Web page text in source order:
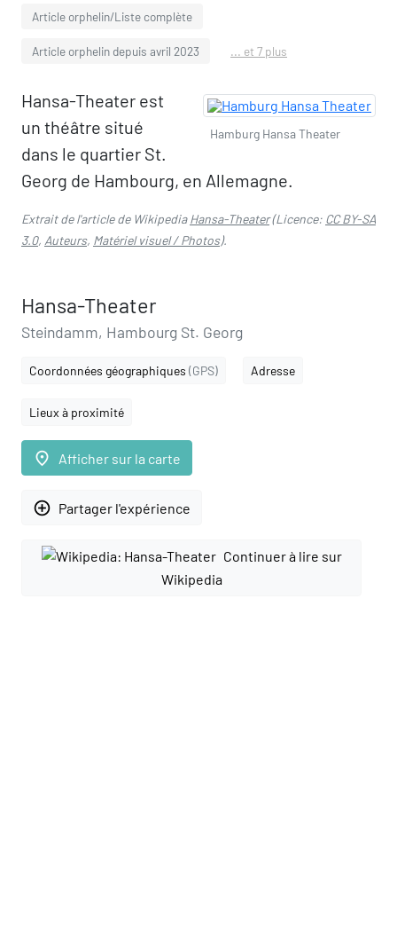
Article orphelin/Liste complète
Article orphelin depuis avril 2023 ... et 7 plus
Hamburg Hansa Theater
Hansa-Theater est
un théâtre situé
dans le quartier St.
Georg de Hambourg, en Allemagne.
Extrait de l'article de WikipediaHansa-Theater(Licence: CC BY-SA
3.0, Auteurs, Matériel visuel / Photos).
Hansa-Theater
Steindamm, Hambourg St. Georg
Coordonnées géographiques (GPS) Adresse
Lieux à proximité
place Afficher sur la carte
add_circle_outline Partager l'expérience
Continuer à lire sur
Wikipedia